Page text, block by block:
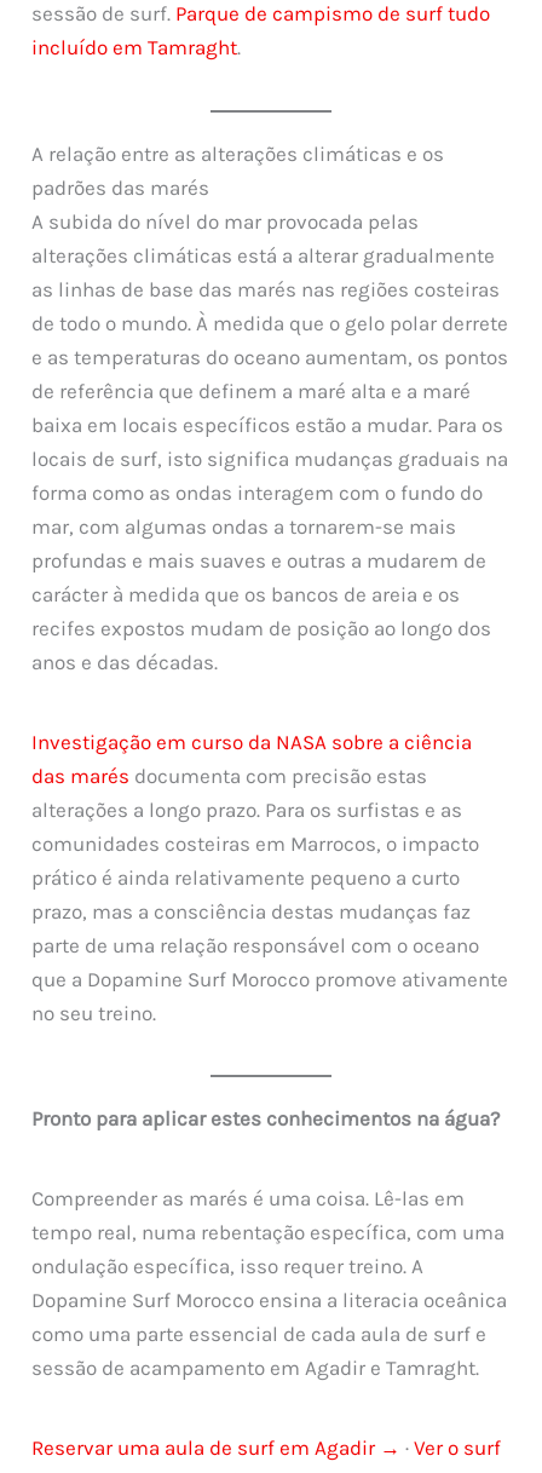
sessão de surf. Parque de campismo de surf tudo
incluído em Tamraght.
A relação entre as alterações climáticas e os
padrões das marés
A subida do nível do mar provocada pelas
alterações climáticas está a alterar gradualmente
as linhas de base das marés nas regiões costeiras
de todo o mundo. À medida que o gelo polar derrete
e as temperaturas do oceano aumentam, os pontos
de referência que definem a maré alta e a maré
baixa em locais específicos estão a mudar. Para os
locais de surf, isto significa mudanças graduais na
forma como as ondas interagem com o fundo do
mar, com algumas ondas a tornarem-se mais
profundas e mais suaves e outras a mudarem de
carácter à medida que os bancos de areia e os
recifes expostos mudam de posição ao longo dos
anos e das décadas.
Investigação em curso da NASA sobre a ciência
das marés documenta com precisão estas
alterações a longo prazo. Para os surfistas e as
comunidades costeiras em Marrocos, o impacto
prático é ainda relativamente pequeno a curto
prazo, mas a consciência destas mudanças faz
parte de uma relação responsável com o oceano
que a Dopamine Surf Morocco promove ativamente
no seu treino.
Pronto para aplicar estes conhecimentos na água?
Compreender as marés é uma coisa. Lê-las em
tempo real, numa rebentação específica, com uma
ondulação específica, isso requer treino. A
Dopamine Surf Morocco ensina a literacia oceânica
como uma parte essencial de cada aula de surf e
sessão de acampamento em Agadir e Tamraght.
Reservar uma aula de surf em Agadir → ·Ver o surf